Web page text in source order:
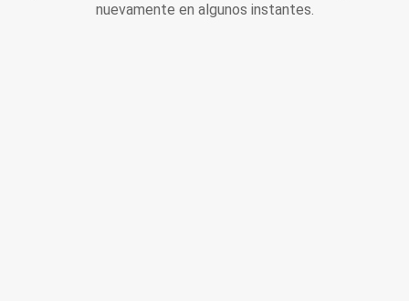
nuevamente en algunos instantes.